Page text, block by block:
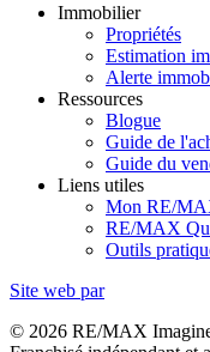
Immobilier
Propriétés
Estimation
Alerte
Ressources
Blogue
Guide de
Guide du
Liens utiles
Mon RE/
RE/MAX
Outils
Site web par
© 2026 RE/MAX